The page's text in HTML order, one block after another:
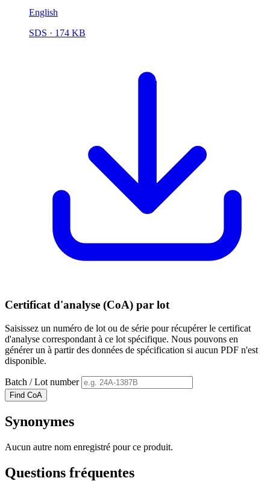
English
SDS · 174 KB
Certificat d'analyse (CoA) par lot
Saisissez un numéro de lot ou de série pour récupérer le certificat
d'analyse correspondant à ce lot spécifique. Nous pouvons en
générer un à partir des données de spécification si aucun PDF n'est
disponible.
Batch / Lot number
Find CoA
Synonymes
Aucun autre nom enregistré pour ce produit.
Questions fréquentes